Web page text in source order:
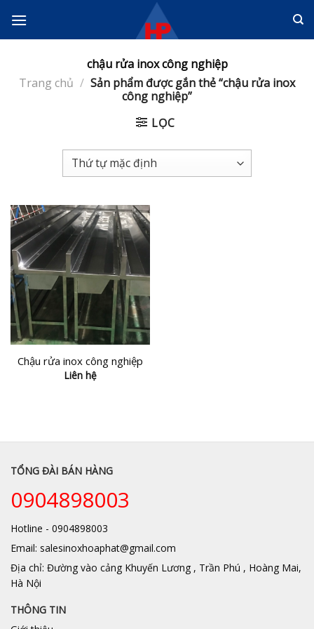
content
chậu rửa inox công nghiệp
Trang chủ / Sản phẩm được gắn thẻ “chậu rửa inox
công nghiệp”
LỌC
Chậu rửa inox công nghiệp
Liên hệ
TỔNG ĐÀI BÁN HÀNG
0904898003
Hotline - 0904898003
Email: salesinoxhoaphat@gmail.com
Địa chỉ: Đường vào cảng Khuyến Lương , Trần Phú , Hoàng Mai,
Hà Nội
THÔNG TIN